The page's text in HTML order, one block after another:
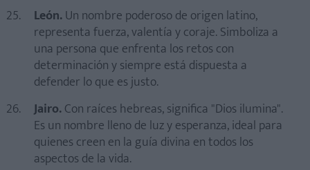
León.Un nombre poderoso de origen latino,
representa fuerza, valentía y coraje. Simboliza a
una persona que enfrenta los retos con
determinación y siempre está dispuesta a
defender lo que es justo.
Jairo.Con raíces hebreas, significa "Dios ilumina".
Es un nombre lleno de luz y esperanza, ideal para
quienes creen en la guía divina en todos los
aspectos de la vida.